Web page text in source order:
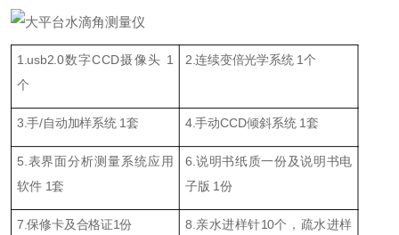
1.usb2.0数字CCD摄像头 1
个
2.连续变倍光学系统 1个
3.手/自动加样系统 1套 4.手动CCD倾斜系统1套
5. 表界面分析测量系统应用
软件 1套
6.说明书纸质一份及说明书电
子版 1份
7.保修卡及合格证1份 8. 亲水进样针10个，疏水进样